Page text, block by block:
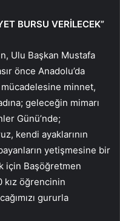
BURSU VERİLECEK”
Ulu Başkan Mustafa
önce Anadolu’da
minnet,
geleceğin mimarı
Günü’nde;
kendi ayaklarının
yetişmesine bir
için Başöğretmen
kız öğrencinin
gururla